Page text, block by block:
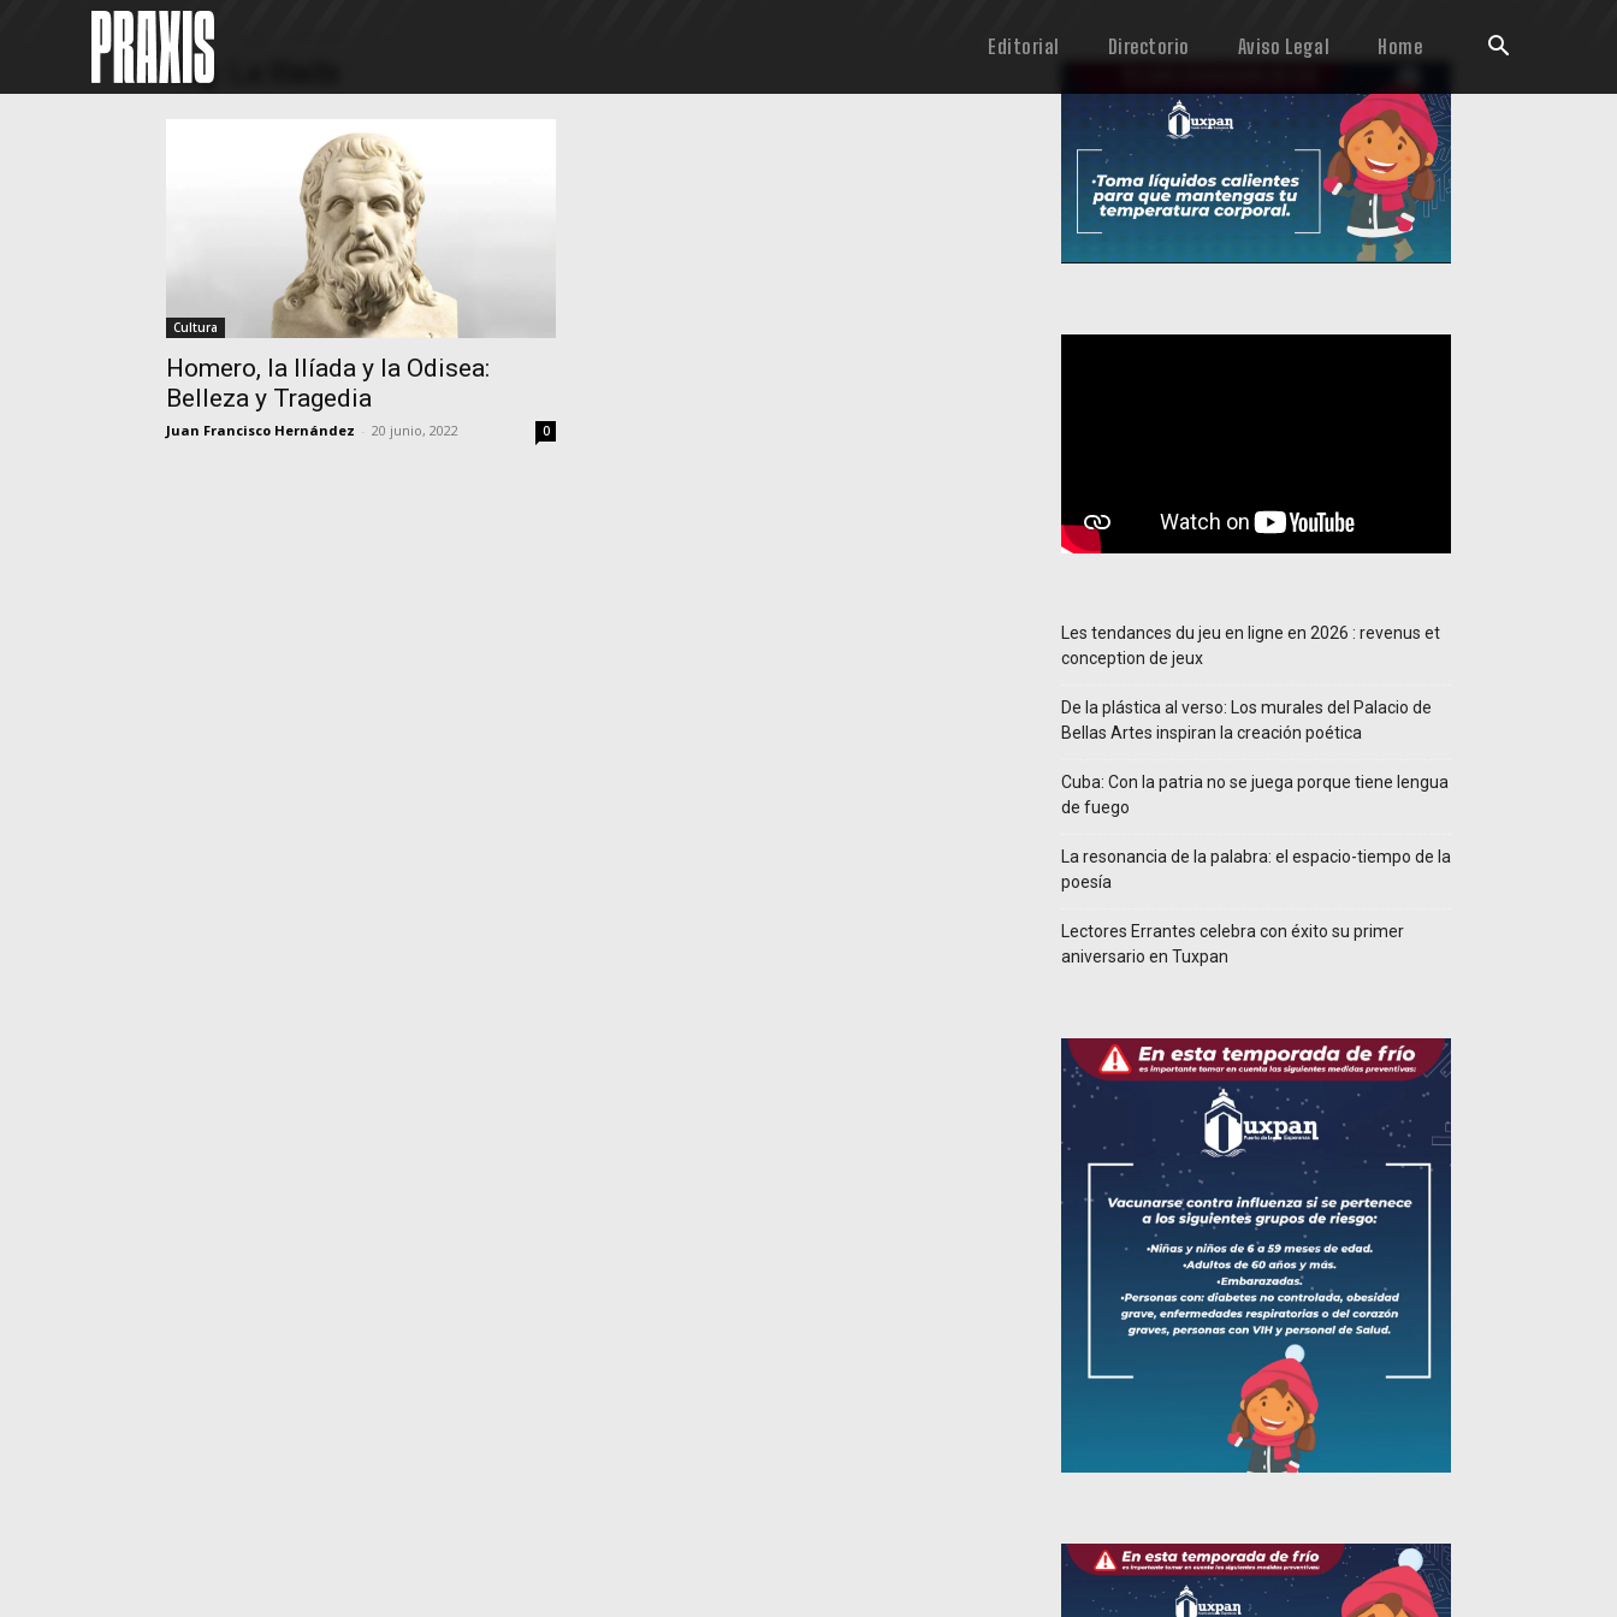
Editorial Directorio Aviso Legal Home
Home
Tag: La Ilíada
Cultura
Homero, la Ilíada y la Odisea:
Belleza y Tragedia
Juan Francisco Hernández 20 junio, 2022 0
Les tendances du jeu en ligne en 2026 : revenus et
conception de jeux
De la plástica al verso: Los murales del Palacio de
Bellas Artes inspiran la creación poética
Cuba: Con la patria no se juega porque tiene lengua
de fuego
La resonancia de la palabra: el espacio-tiempo de la
poesía
Lectores Errantes celebra con éxito su primer
aniversario en Tuxpan